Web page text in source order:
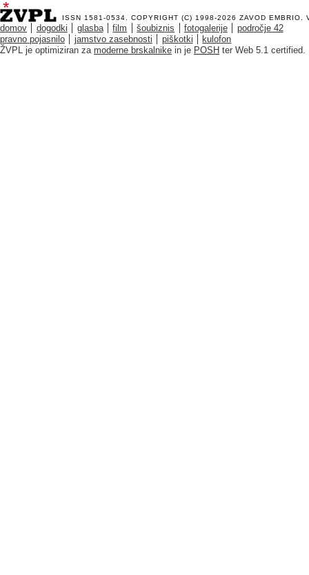
ISSN 1581-0534. COPYRIGHT (C) 1998-2026 ZAVOD EMBRIO .
domov dogodki glasba film šoubiznis fotogalerije
področje 42
pravno pojasnilo
jamstvo zasebnosti piškotki
kulofon
ŽVPL je optimiziran za moderne brskalnike in je POSH ter Web 5.1 certified.